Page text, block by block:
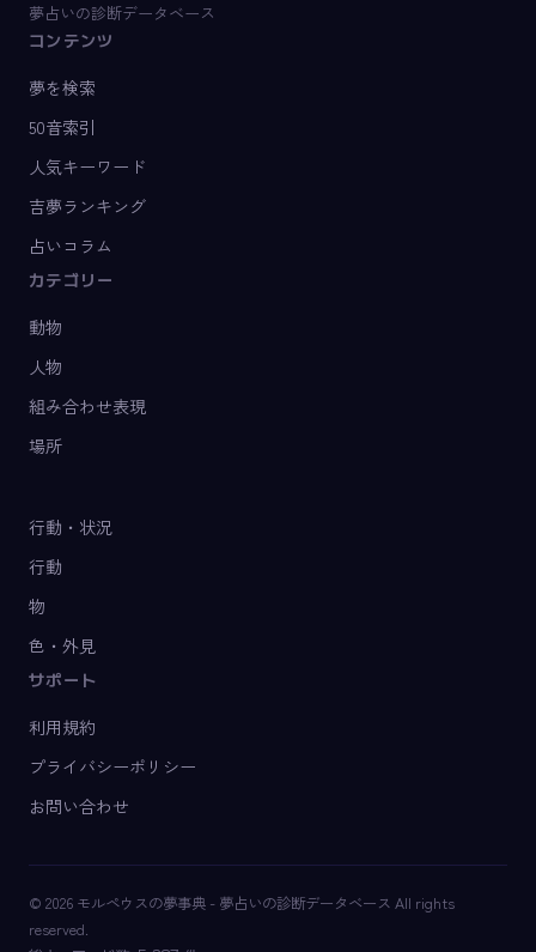
夢占いの診断データベース
コンテンツ
夢を検索
50音索引
人気キーワード
吉夢ランキング
占いコラム
カテゴリー
動物
人物
組み合わせ表現
場所
行動・状況
行動
物
色・外見
サポート
利用規約
プライバシーポリシー
お問い合わせ
© 2026 モルペウスの夢事典 - 夢占いの診断データベース All rights
reserved.